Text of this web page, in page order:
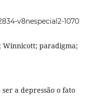
v8nespecial2-1070
Winnicott; paradigma;
a depressão o fato